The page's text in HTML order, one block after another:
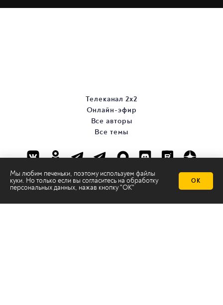
Мы любим печеньки, поэтому используем файлы
куки. Но только если вы согласитесь на обработку
персональных данных, нажав кнопку "ОК"
ОК
Телеканал 2х2
Онлайн-эфир
Все авторы
Все темы